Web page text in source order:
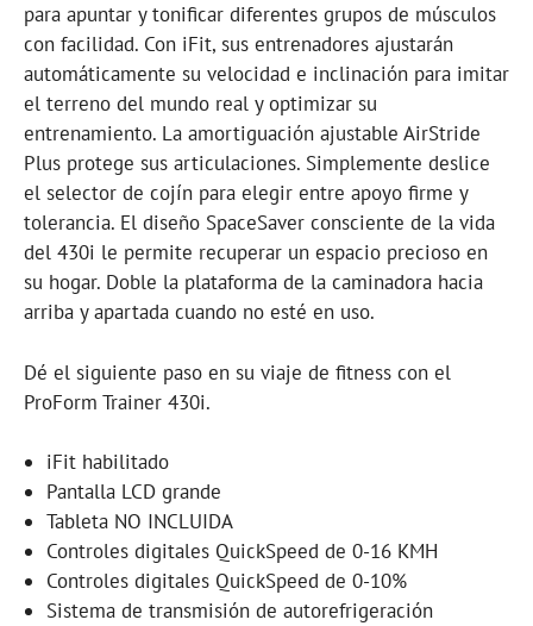
para apuntar y tonificar diferentes grupos de músculos
con facilidad. Con iFit, sus entrenadores ajustarán
automáticamente su velocidad e inclinación para imitar
el terreno del mundo real y optimizar su
entrenamiento. La amortiguación ajustable AirStride
Plus protege sus articulaciones. Simplemente deslice
el selector de cojín para elegir entre apoyo firme y
tolerancia. El diseño SpaceSaver consciente de la vida
del 430i le permite recuperar un espacio precioso en
su hogar. Doble la plataforma de la caminadora hacia
arriba y apartada cuando no esté en uso.
Dé el siguiente paso en su viaje de fitness con el
ProForm Trainer 430i.
iFit habilitado
Pantalla LCD grande
Tableta NO INCLUIDA
Controles digitales QuickSpeed de 0-16 KMH
Controles digitales QuickSpeed de 0-10%
Sistema de transmisión de autorefrigeración